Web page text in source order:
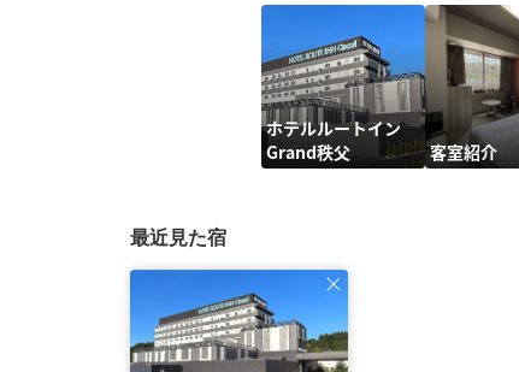
ホテルルートイン
Grand秩父
客室紹介
最近見た宿